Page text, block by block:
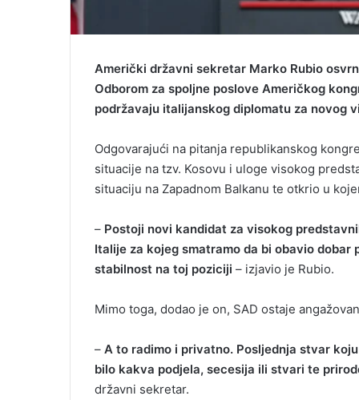
Američki državni sekretar Marko Rubio
Odborom za spoljne poslove Američkog
podržavaju italijanskog diplomatu za novog
Odgovarajući na pitanja republikanskog
situacije na tzv. Kosovu i uloge visokog
situaciju na Zapadnom Balkanu te otkrio u
– Postoji novi kandidat za visokog
Italije za kojeg smatramo da bi obavio dobar
stabilnost na toj poziciji – izjavio je Rubio.
Mimo toga, dodao je on, SAD ostaje
– A to radimo i privatno. Posljednja stvar
bilo kakva podjela, secesija ili stvari te
državni sekretar.